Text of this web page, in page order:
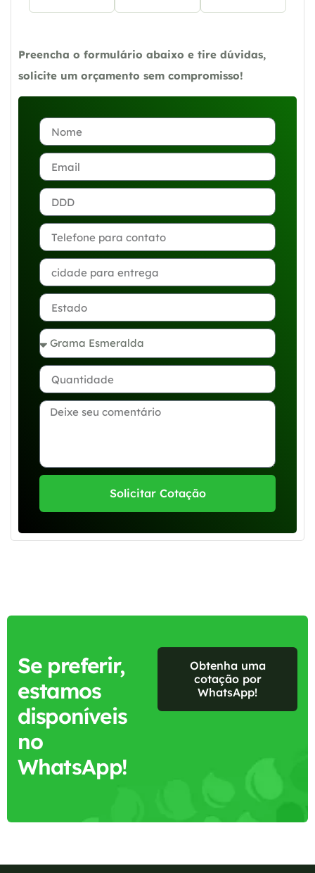
Preencha o formulário abaixo e tire dúvidas,
solicite um orçamento sem compromisso!
Solicitar Cotação
Se preferir,
estamos
disponíveis
no
WhatsApp!
Obtenha uma
cotação por
WhatsApp!